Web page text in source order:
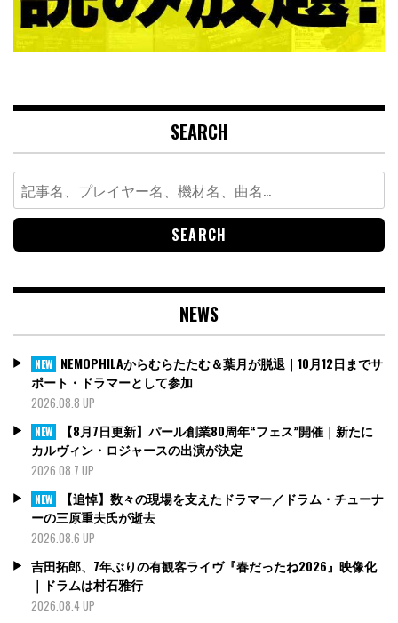
SEARCH
Search
for:
NEWS
NEW NEMOPHILAからむらたたむ＆葉月が脱退｜10月12日までサ
ポート・ドラマーとして参加
2026.08.8 UP
NEW
【8月7日更新】パール創業80周年“フェス”開催｜新たに
カルヴィン・ロジャースの出演が決定
2026.08.7 UP
NEW
【追悼】数々の現場を支えたドラマー／ドラム・チューナ
ーの三原重夫氏が逝去
2026.08.6 UP
吉田拓郎、7年ぶりの有観客ライヴ『春だったね2026』映像化
｜ドラムは村石雅行
2026.08.4 UP